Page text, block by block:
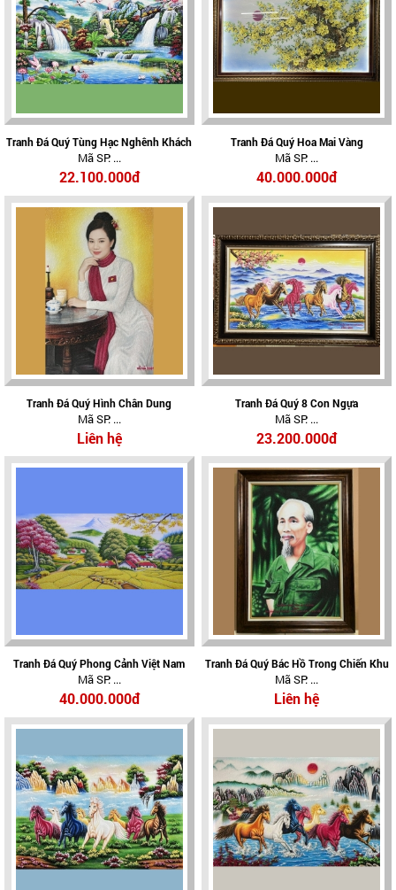
Tranh Đá Quý Tùng Hạc Nghênh Khách
Mã SP: ...
22.100.000đ
Tranh Đá Quý Hoa Mai Vàng
Mã SP: ...
40.000.000đ
Tranh Đá Quý Hình Chân Dung
Mã SP: ...
Liên hệ
Tranh Đá Quý 8 Con Ngựa
Mã SP: ...
23.200.000đ
Tranh Đá Quý Phong Cảnh Việt Nam
Mã SP: ...
40.000.000đ
Tranh Đá Quý Bác Hồ Trong Chiến Khu
Mã SP: ...
Liên hệ